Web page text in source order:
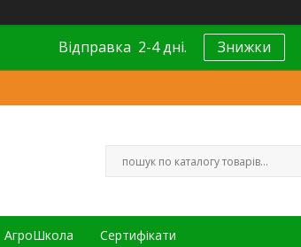
Відправка 2-4 дні. Знижки
АгроШкола Сертифікати